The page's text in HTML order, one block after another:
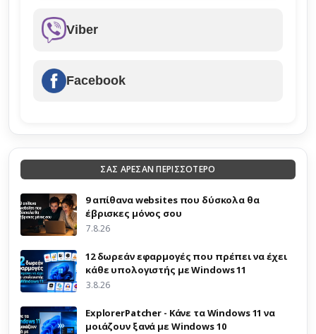
Viber
Facebook
ΣΑΣ ΑΡΕΣΑΝ ΠΕΡΙΣΣΟΤΕΡΟ
9 απίθανα websites που δύσκολα θα
έβρισκες μόνος σου
7.8.26
12 δωρεάν εφαρμογές που πρέπει να έχει
κάθε υπολογιστής με Windows 11
3.8.26
ExplorerPatcher - Κάνε τα Windows 11 να
μοιάζουν ξανά με Windows 10